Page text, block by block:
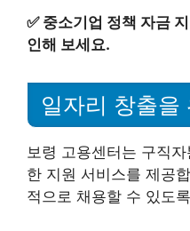
✅ 중소기업 정책 자금
인해 보세요.
일자리 창출을
보령 고용센터는 구직
한 지원 서비스를 제공
적으로 채용할 수 있도